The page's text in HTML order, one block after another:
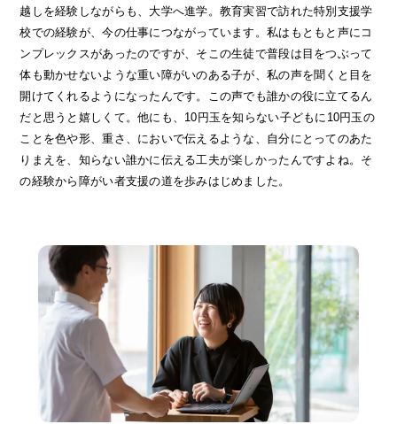
越しを経験しながらも、大学へ進学。教育実習で訪れた特別支援学
校での経験が、今の仕事につながっています。私はもともと声にコ
ンプレックスがあったのですが、そこの生徒で普段は目をつぶって
体も動かせないような重い障がいのある子が、私の声を聞くと目を
開けてくれるようになったんです。この声でも誰かの役に立てるん
だと思うと嬉しくて。他にも、10円玉を知らない子どもに10円玉の
ことを色や形、重さ、においで伝えるような、自分にとってのあた
りまえを、知らない誰かに伝える工夫が楽しかったんですよね。そ
の経験から障がい者支援の道を歩みはじめました。